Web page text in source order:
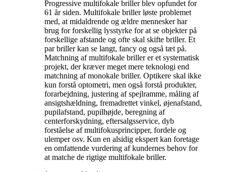
Progressive multifokale briller blev opfundet for
61 år siden. Multifokale briller løste problemet
med, at midaldrende og ældre mennesker har
brug for forskellig lysstyrke for at se objekter på
forskellige afstande og ofte skal skifte briller. Et
par briller kan se langt, fancy og også tæt på.
Matchning af multifokale briller er et systematisk
projekt, der kræver meget mere teknologi end
matchning af monokale briller. Optikere skal ikke
kun forstå optometri, men også forstå produkter,
forarbejdning, justering af spejlramme, måling af
ansigtshældning, fremadrettet vinkel, øjenafstand,
pupilafstand, pupilhøjde, beregning af
centerforskydning, eftersalgsservice, dyb
forståelse af multifokusprincipper, fordele og
ulemper osv. Kun en alsidig ekspert kan foretage
en omfattende vurdering af kundernes behov for
at matche de rigtige multifokale briller.